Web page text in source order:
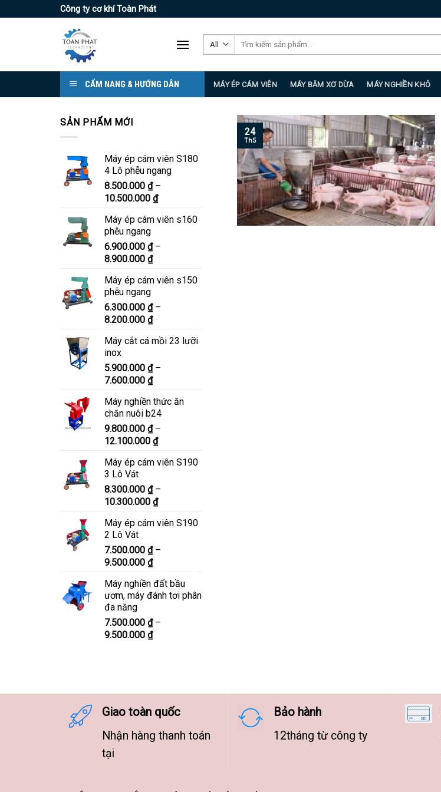
to
Công ty cơ khí Toàn Phát
Tìm
CẨM NANG & HƯỚNG DẪN MÁY ÉP CÁM VIÊN MÁY BĂM XƠ DỪA MÁY NGHIỀN KHÔ
SẢN PHẨM MỚI
Máy ép cám viên S180
4 Lô phễu ngang
8.500.000 ₫ –
10.500.000 ₫Khoảng
từ
đến
Máy ép cám viên s160
phễu ngang
6.900.000 ₫ –
8.900.000 ₫Khoảng
từ
đến
8.900.000 ₫
Máy ép cám viên s150
phễu ngang
6.300.000 ₫ –
8.200.000 ₫Khoảng
từ
đến
8.200.000 ₫
Máy cắt cá mồi 23 lưỡi
inox
5.900.000 ₫ –
7.600.000 ₫Khoảng
từ
5.900.000 ₫
đến
7.600.000 ₫
Máy nghiền thức ăn
chăn nuôi b24
9.800.000 ₫ –
12.100.000 ₫Khoảng
từ
đến
12.100.000 ₫
Máy ép cám viên S190
3 Lô Vát
8.300.000 ₫ –
10.300.000 ₫Khoảng
từ
đến
Máy ép cám viên S190
2 Lô Vát
7.500.000 ₫ –
9.500.000 ₫Khoảng
từ
7.500.000 ₫
9.500.000 ₫
Máy nghiền đất bầu
ươm, máy đánh tơi phân
đa năng
7.500.000 ₫ –
9.500.000 ₫Khoảng
9.500.000 ₫
24
Th5
Giao toàn quốc
Nhận hàng thanh toán
tại
Bảo hành
12tháng từ công ty